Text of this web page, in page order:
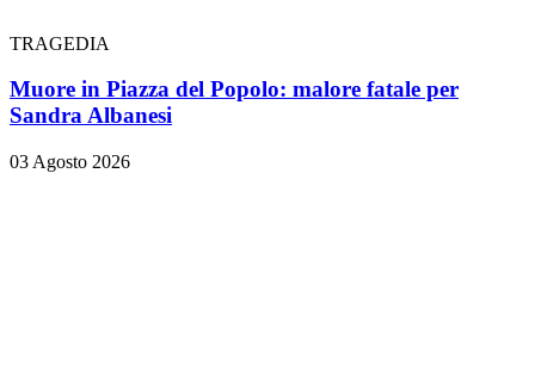
TRAGEDIA
Muore in Piazza del Popolo: malore fatale per
Sandra Albanesi
03 Agosto 2026